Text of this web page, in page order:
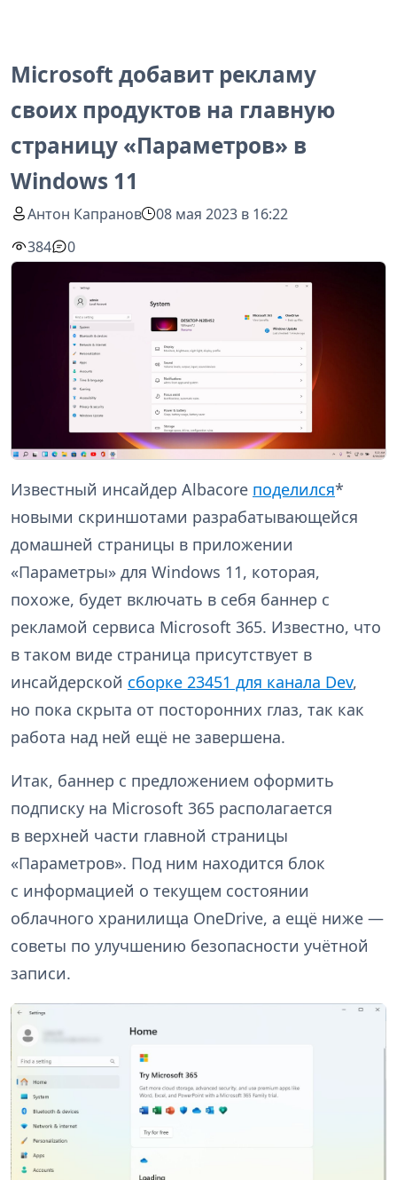
Microsoft добавит рекламу
своих продуктов на главную
страницу «Параметров» в
Windows 11
Антон Капранов
08 мая 2023 в 16:22
384
0
Известный инсайдер Albacore поделился*
новыми скриншотами разрабатывающейся
домашней страницы в приложении
«Параметры» для Windows 11, которая,
похоже, будет включать в себя баннер с
рекламой сервиса Microsoft 365. Известно, что
в таком виде страница присутствует в
инсайдерской сборке 23451 для канала Dev,
но пока скрыта от посторонних глаз, так как
работа над ней ещё не завершена.
Итак, баннер с предложением оформить
подписку на Microsoft 365 располагается
в верхней части главной страницы
«Параметров». Под ним находится блок
с информацией о текущем состоянии
облачного хранилища OneDrive, а ещё ниже —
советы по улучшению безопасности учётной
записи.